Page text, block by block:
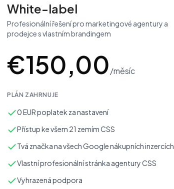
White-label
Profesionální řešení pro marketingové agentury a
prodejce s vlastním brandingem
€150,00/měsíc
PLÁN ZAHRNUJE
0 EUR poplatek za nastavení
Přístup ke všem 21 zemím CSS
Tvá značka na všech Google nákupních inzercích
Vlastní profesionální stránka agentury CSS
Vyhrazená podpora